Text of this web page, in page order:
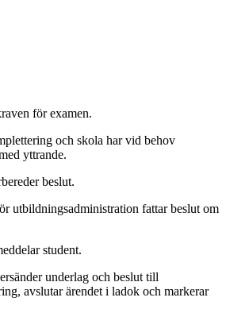
för examen.
och skola har vid behov
yttrande.
beslut.
utbildningsadministration fattar beslut om
student.
underlag och beslut till
avslutar ärendet i ladok och markerar